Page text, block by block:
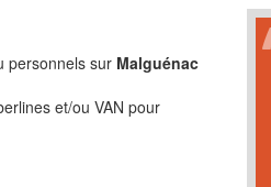
personnels sur Malguénac
et/ou VAN pour